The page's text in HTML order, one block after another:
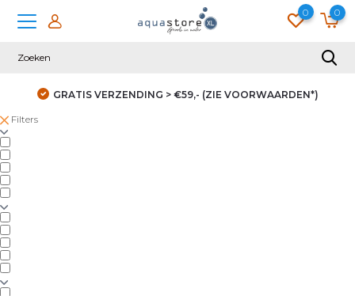
0 0
GRATIS VERZENDING > €59,- (ZIE VOORWAARDEN*)
Filters